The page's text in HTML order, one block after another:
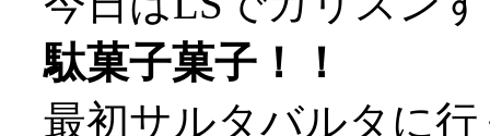
駄菓子菓子！！
最初サルタバルタに